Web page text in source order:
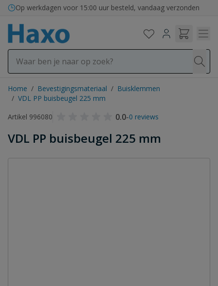
Ga naar de inhoud
Op werkdagen voor 15:00 uur besteld, vandaag verzonden
Home / Bevestigingsmateriaal / Buisklemmen
/ VDL PP buisbeugel 225 mm
Artikel 996080
0.0-0 reviews
VDL PP buisbeugel 225 mm